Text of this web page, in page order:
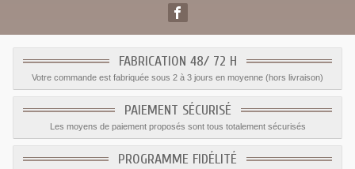
FABRICATION 48/ 72 H
Votre commande est fabriquée sous 2 à 3 jours en moyenne (hors livraison)
PAIEMENT SÉCURISÉ
Les moyens de paiement proposés sont tous totalement sécurisés
PROGRAMME FIDÉLITÉ